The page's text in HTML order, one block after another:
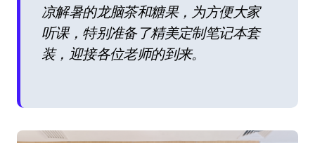
凉解暑的龙脑茶和糖果，为方便大家
听课，特别准备了精美定制笔记本套
装，迎接各位老师的到来。